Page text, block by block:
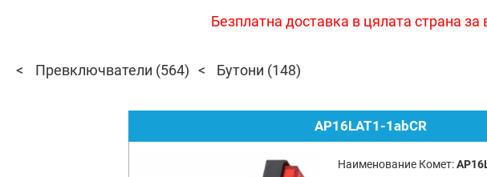
Безплатна доставка в цялата страна
Превключватели (564) Бутони (148)
AP16LAT1-1abCR
Наименование Комет: